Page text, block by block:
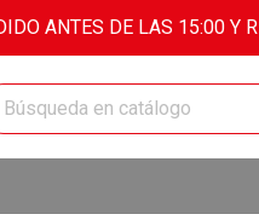
ANTES DE LAS 15:00 Y